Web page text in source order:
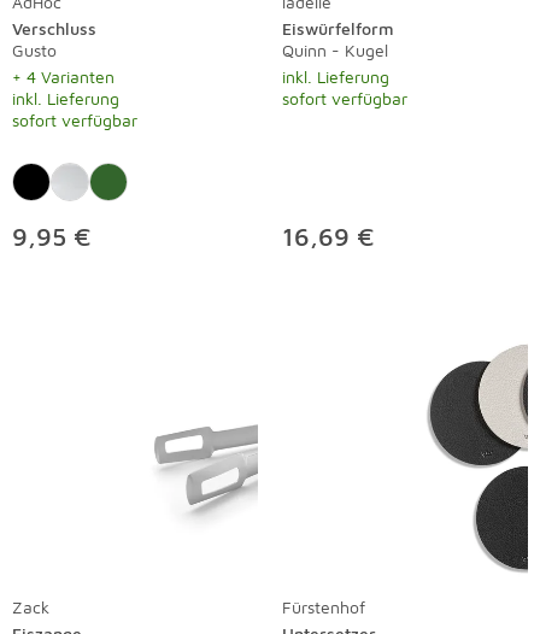
Verschluss
Gusto
+ 4 Varianten
inkl. Lieferung
sofort verfügbar
9,95 €
Eiswürfelform
Quinn - Kugel
inkl. Lieferung
sofort verfügbar
16,69 €
Zack
Fürstenhof